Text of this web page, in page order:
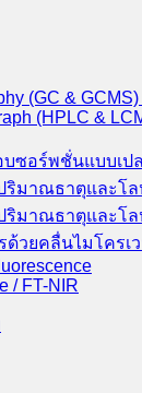
(GC &
(HPLC &
ซอร์พชั่นแบบเป
ริมาณธาตุและโล
ริมาณธาตุและโล
ด้วยคลื่นไมโครเ
/ FT-NIR